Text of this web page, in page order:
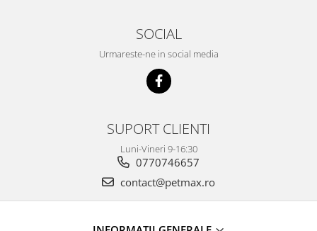
SOCIAL
Urmareste-ne in social media
SUPORT CLIENTI
Luni-Vineri 9-16:30
0770746657
contact@petmax.ro